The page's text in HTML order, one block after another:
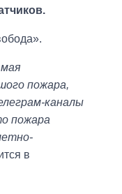
пожара,
каналы
пожара
в